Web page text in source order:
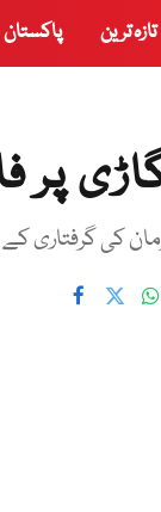
تازہ ترین پاکستان
7
کی گرفتاری کے